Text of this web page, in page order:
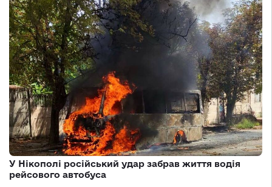
У Нікополі російський удар забрав життя водія
рейсового автобуса